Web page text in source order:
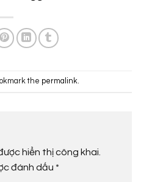
the permalink.
hiển thị công khai.
đánh dấu *